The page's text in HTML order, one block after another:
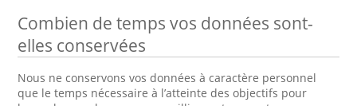
Combien de temps vos données sont-
elles conservées
Nous ne conservons vos données à caractère personnel
que le temps nécessaire à l’atteinte des objectifs pour